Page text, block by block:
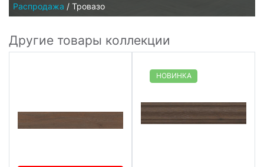
Распродажа / Тровазо
Другие товары коллекции
НОВИНКА